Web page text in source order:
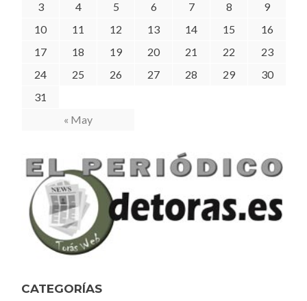
« May
3
4 5 6 7 8
9
10
11 12 13 14 15
16
17
18 19 20 21 22
23
24
25 26 27 28 29
30
31
CATEGORÍAS